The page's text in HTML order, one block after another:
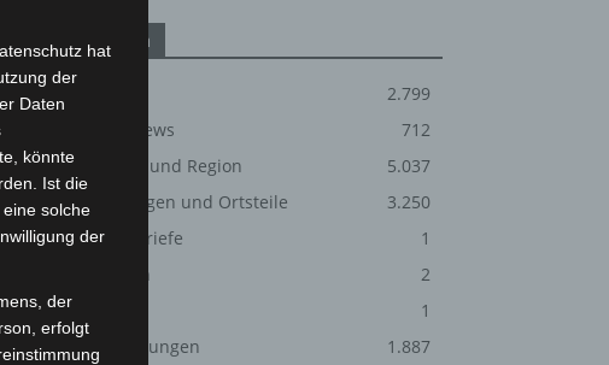
Kategorien
2.799
Corona-News
712
Hannover und Region
5.037
Langenhagen und Ortsteile
3.250
Leserbriefe
1
Menschen
2
Über uns
1
Veranstaltungen
1.887
hat
der
Daten
könnte
Ist die
solche
der
der
erfolgt